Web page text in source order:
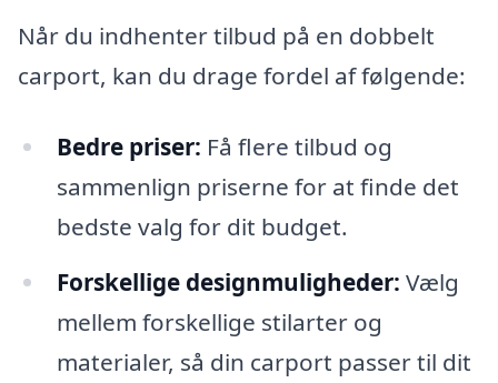
Når du indhenter tilbud på en dobbelt
carport, kan du drage fordel af følgende:
Bedre priser: Få flere tilbud og
sammenlign priserne for at finde det
bedste valg for dit budget.
Forskellige designmuligheder: Vælg
mellem forskellige stilarter og
materialer, så din carport passer til dit